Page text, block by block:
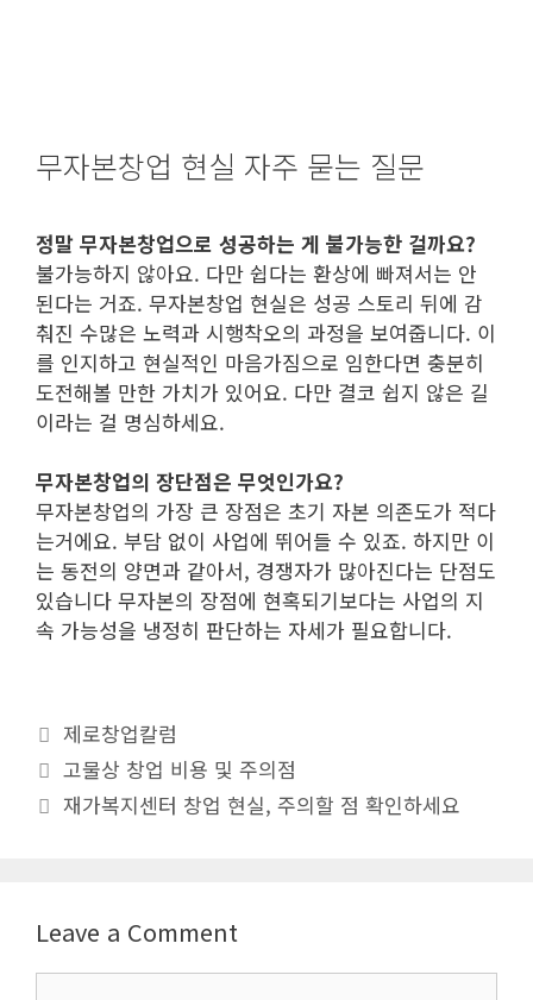
무자본창업 현실 자주 묻는 질문
정말 무자본창업으로 성공하는 게 불가능한 걸까요?
불가능하지 않아요. 다만 쉽다는 환상에 빠져서는 안
된다는 거죠. 무자본창업 현실은 성공 스토리 뒤에 감
춰진 수많은 노력과 시행착오의 과정을 보여줍니다. 이
를 인지하고 현실적인 마음가짐으로 임한다면 충분히
도전해볼 만한 가치가 있어요. 다만 결코 쉽지 않은 길
이라는 걸 명심하세요.
무자본창업의 장단점은 무엇인가요?
무자본창업의 가장 큰 장점은 초기 자본 의존도가 적다
는거에요. 부담 없이 사업에 뛰어들 수 있죠. 하지만 이
는 동전의 양면과 같아서, 경쟁자가 많아진다는 단점도
있습니다 무자본의 장점에 현혹되기보다는 사업의 지
속 가능성을 냉정히 판단하는 자세가 필요합니다.
Categories
제로창업칼럼
Post
navigation
고물상 창업 비용 및 주의점
재가복지센터 창업 현실, 주의할 점 확인하세요
Leave a Comment